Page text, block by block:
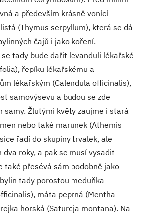
a především krásně vonící
(Thymus serpyllum), která se dá
čajů i jako koření.
tady bude dařit levanduli lékařské
řepíku lékařskému a
lékařským (Calendula officinalis),
samovýsevu a budou se zde
samy. Žlutými květy zaujme i stará
nebo také marunek (Athemis
řadí do skupiny trvalek, ale
roky, a pak se musí vysadit
také přesévá sám podobně jako
tady porostou meduňka
máta peprná (Mentha
horská (Satureja montana). Na